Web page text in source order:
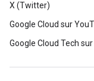
X (Twitter)
Google Cloud sur
Google Cloud Tech